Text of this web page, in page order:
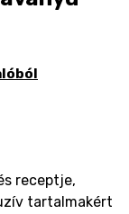
receptje,
tartalmakért